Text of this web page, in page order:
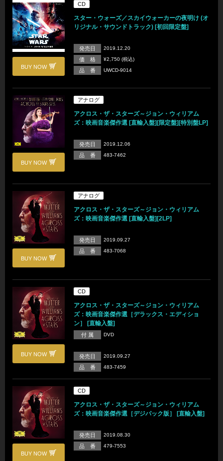
BUY NOW
CD
スター・ウォーズ／スカイウォーカーの夜明け (オ
リジナル・サウンドトラック) [初回限定盤]
発売日 2019.12.20
価 格 ¥2,750 (税込)
品 番 UWCD-9014
BUY NOW
アナログ
アクロス・ザ・スターズ～ジョン・ウィリアム
ズ：映画音楽傑作選 [直輸入盤][限定盤][特別盤LP]
発売日 2019.12.06
品 番 483-7462
BUY NOW
アナログ
アクロス・ザ・スターズ～ジョン・ウィリアム
ズ：映画音楽傑作選 [直輸入盤][2LP]
発売日 2019.09.27
品 番 483-7068
BUY NOW
CD
アクロス・ザ・スターズ～ジョン・ウィリアム
ズ：映画音楽傑作選［デラックス・エディショ
ン］ [直輸入盤]
付 属 DVD
発売日 2019.09.27
品 番 483-7459
BUY NOW
CD
アクロス・ザ・スターズ～ジョン・ウィリアム
ズ：映画音楽傑作選［デジパック版］ [直輸入盤]
発売日 2019.08.30
品 番 479-7553